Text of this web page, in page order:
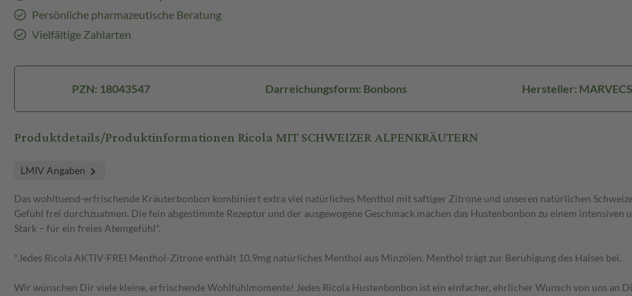
Persönliche pharmazeutische Beratung
Vielfältige Zahlarten
PZN: 18043547 Darreichungsform: Bonbons Hersteller:
Produktdetails/Produktinformationen Ricola MIT SCHWEIZER ALPENKRÄUTERN
LMIV Angaben
Das wohltuend-erfrischende Kräuterbonbon kombiniert extra viel natürliches Menthol mit saftiger Zitrone und unseren natürlichen
Gefühl frei durchzuatmen. Die fein abgestimmte Rezeptur und der ausgewogene Geschmack machen das Hustenbonbon zu einem
Stark – für ein freies Atemgefühl*.
*Jedes Ricola AKTIV-FREI Menthol-Zitrone enthält 10,9mg natürliches Menthol aus Minzölen. Menthol trägt zur Beruhigung des Halses bei.
Wir wünschen Dir viele kleine, erfrischende Wohlfühlmomente! Jedes Ricola Hustenbonbon ist ein einfacher, ehrlicher Wunsch von uns an